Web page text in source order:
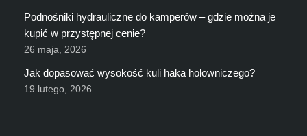
Podnośniki hydrauliczne do kamperów – gdzie można je
kupić w przystępnej cenie?
26 maja, 2026
Jak dopasować wysokość kuli haka holowniczego?
19 lutego, 2026